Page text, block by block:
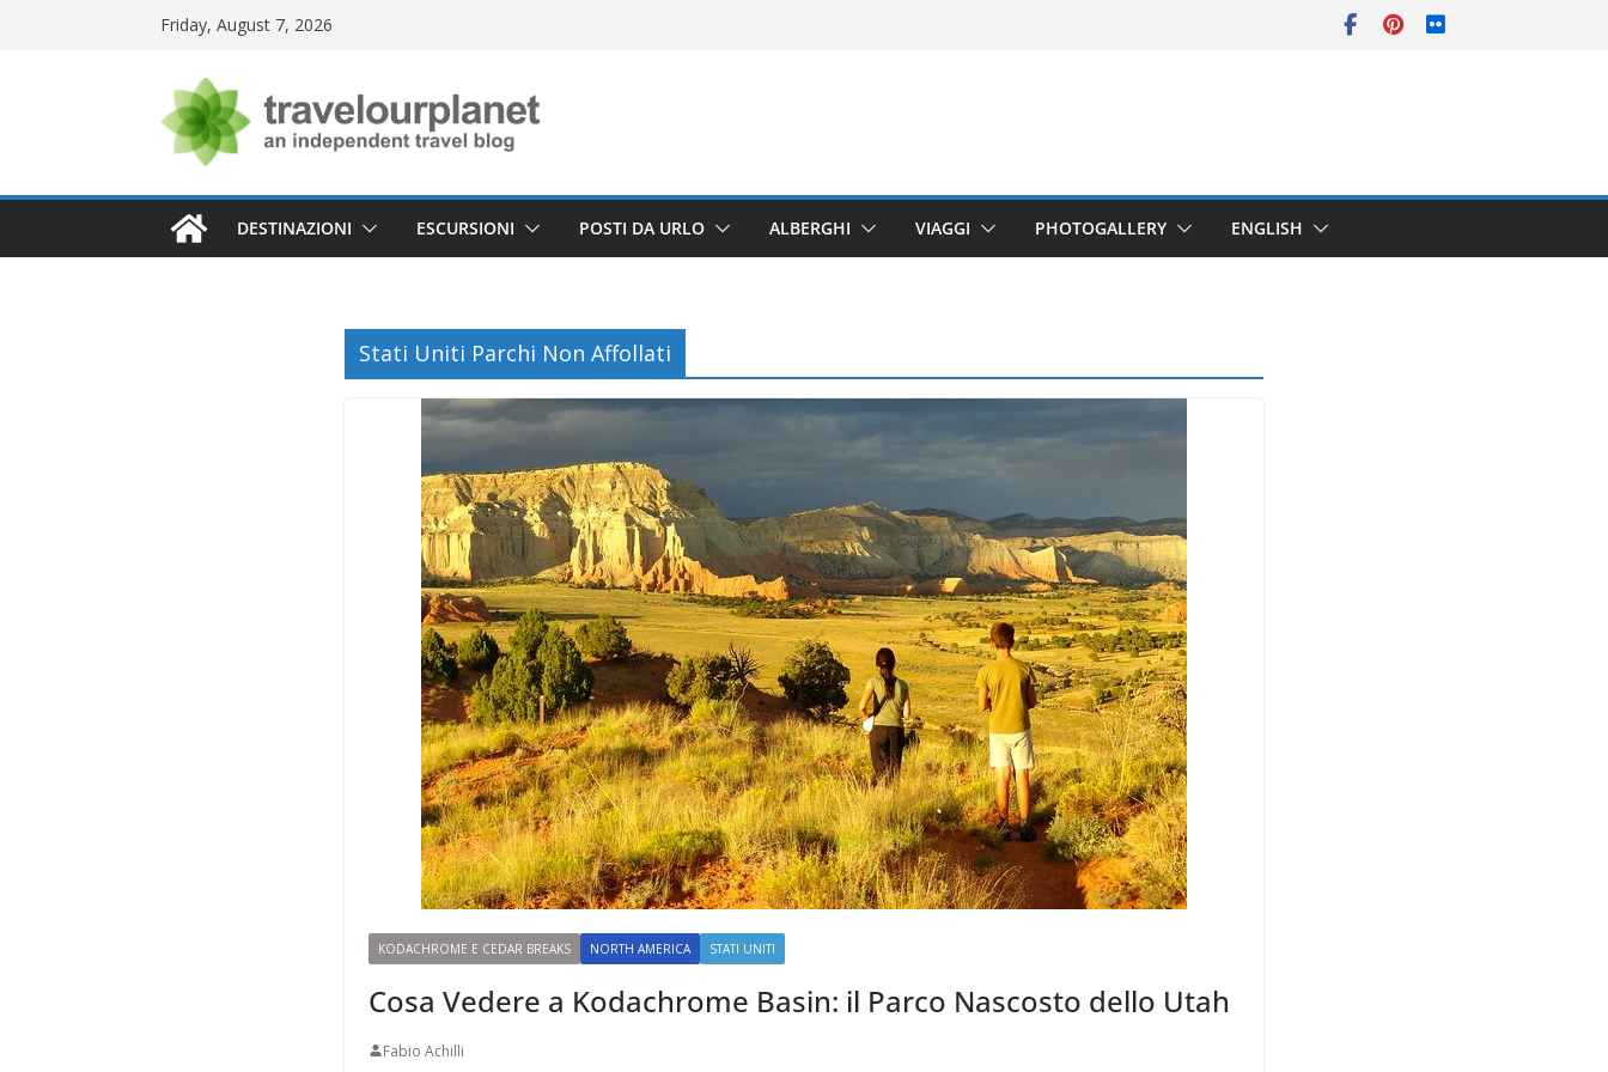
Friday, August 7, 2026
DESTINAZIONI ESCURSIONI POSTI DA URLO ALBERGHI VIAGGI PHOTOGALLERY ENGLISH
Stati Uniti Parchi Non Affollati
KODACHROME E CEDAR BREAKS NORTH AMERICA STATI UNITI
Cosa Vedere a Kodachrome Basin: il Parco Nascosto dello Utah
Fabio Achilli